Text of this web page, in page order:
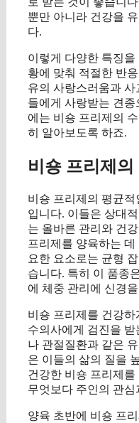
뿐만 아니라 건강을
다.
이렇게 다양한 특징
황에 맞춰 적절한 반
유의 사랑스러움과
들에게 사랑받는 견
에는 비숑 프리제의
히 알아보도록 하죠.
비숑 프리제
비숑 프리제의 평균적
입니다. 이들은 상대
는 올바른 관리와 건
프리제를 양육하는
요한 요소로는 균형
습니다. 특히 이 품종
에 체중 관리에 신경
비숑 프리제를 건강
수의사에게 검진을 받
나 관절질환과 같은
은 이들의 삶의 질을
건강한 비숑 프리제
무엇보다 주인의 관
양육 초반에 비숑 프